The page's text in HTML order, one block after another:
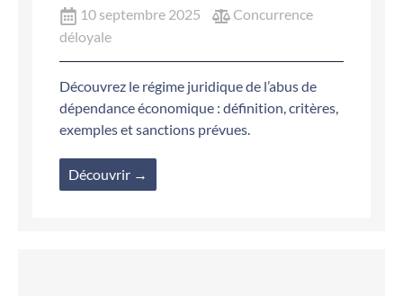
10 septembre 2025
Concurrence
déloyale
Découvrez le régime juridique de l’abus de
dépendance économique : définition, critères,
exemples et sanctions prévues.
Découvrir →